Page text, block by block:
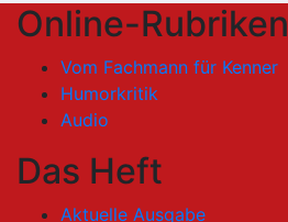
Online-Rubriken
Vom Fachmann für Kenner
Humorkritik
Audio
Das Heft
Aktuelle Ausgabe